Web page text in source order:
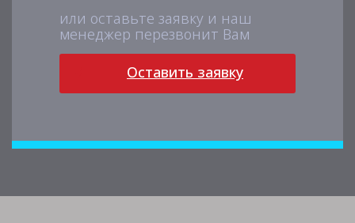
или оставьте заявку и наш
менеджер перезвонит Вам
Оставить заявку